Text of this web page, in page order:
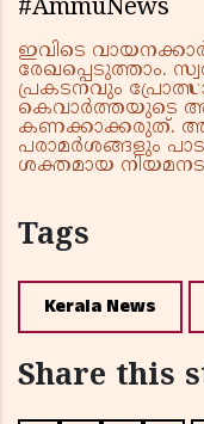
#AmmuNews
ഇവിടെ
രേഖപ്പെടുത്താം.
പ്രകടനവും
കെവാർത്തയുടെ
കണക്കാക്കരുത്.
പരാമർശങ്ങളും
ശക്തമായ
Tags
Kerala News
Share this